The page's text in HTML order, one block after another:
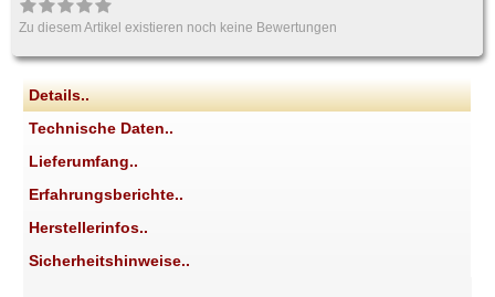
Zu diesem Artikel existieren noch keine Bewertungen
Details..
Technische Daten..
Lieferumfang..
Erfahrungsberichte..
Herstellerinfos..
Sicherheitshinweise..